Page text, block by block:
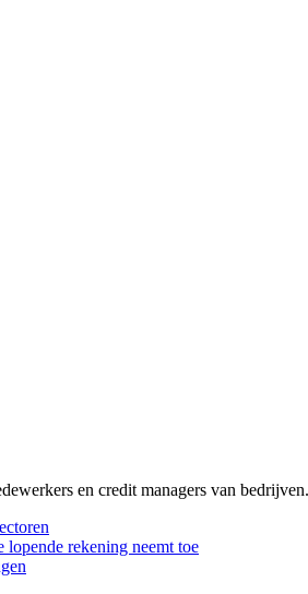
en credit managers van
lopende rekening neemt toe